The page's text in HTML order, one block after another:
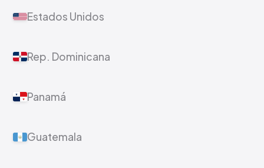
Estados Unidos
Rep. Dominicana
Panamá
Guatemala